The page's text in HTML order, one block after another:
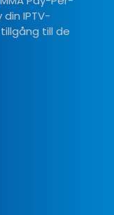
IPTV-
till de